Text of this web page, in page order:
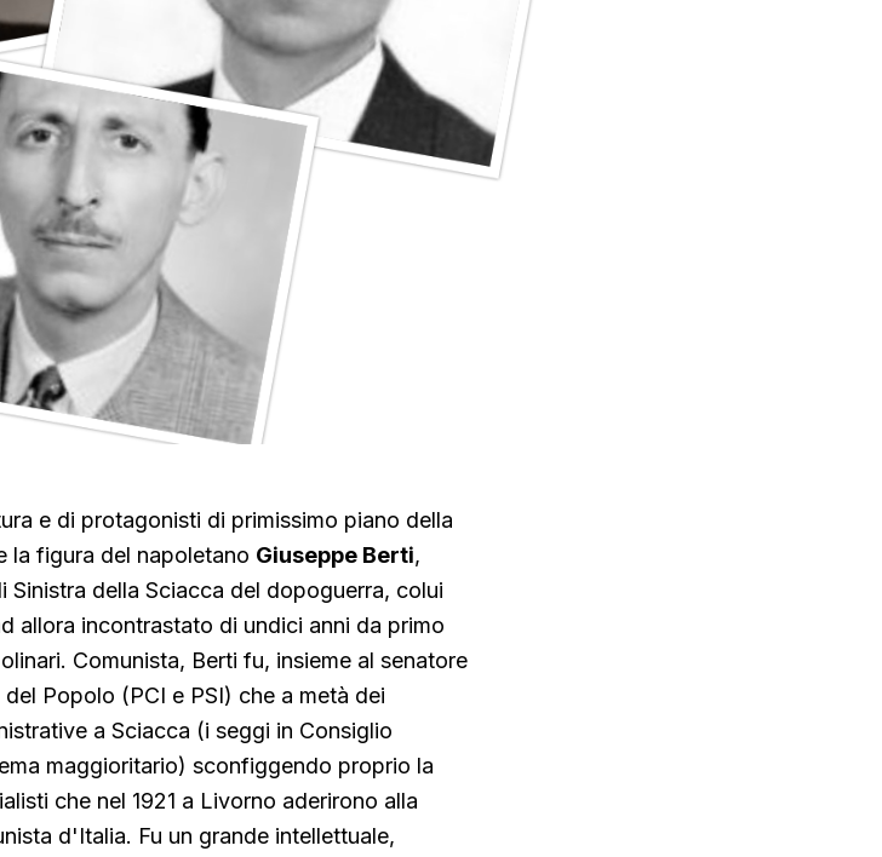
e di protagonisti di primissimo piano della
la figura del napoletano Giuseppe Berti,
della Sciacca del dopoguerra, colui
allora incontrastato di undici anni da primo
Comunista, Berti fu, insieme al senatore
Popolo (PCI e PSI) che a metà dei
a Sciacca (i seggi in Consiglio
maggioritario) sconfiggendo proprio la
che nel 1921 a Livorno aderirono alla
d'Italia. Fu un grande intellettuale,